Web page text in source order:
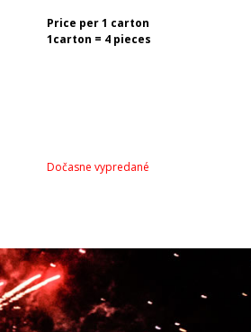
Price per 1 carton
1carton = 4 pieces
Dočasne vypredané